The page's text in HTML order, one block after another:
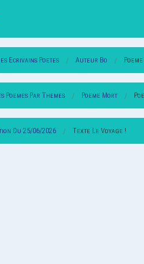
Ecrivains Poetes Auteur Bo
Poemes Par Themes Poeme Mort
Du 25/06/2026 Texte Le Voyage !